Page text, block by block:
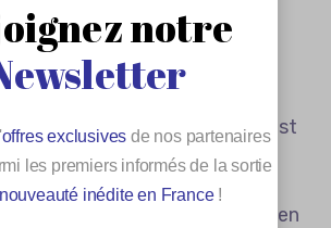
externe personnalisée, c’est
objet à la fois pratique et
accompagne les clients au
l’expérience de marque en
notre
offres exclusives de nos partenaires
les premiers informés de la sortie
nouveauté inédite en France!